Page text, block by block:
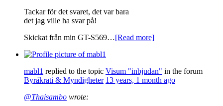
Tackar för det svaret, det var bara
det jag ville ha svar på!
Skickat från min GT-S569…[Read more]
mabl1 replied to the topic Visum "inbjudan" in the forum
Byråkrati & Myndigheter 13 years, 1 month ago
@Thaisambo wrote: